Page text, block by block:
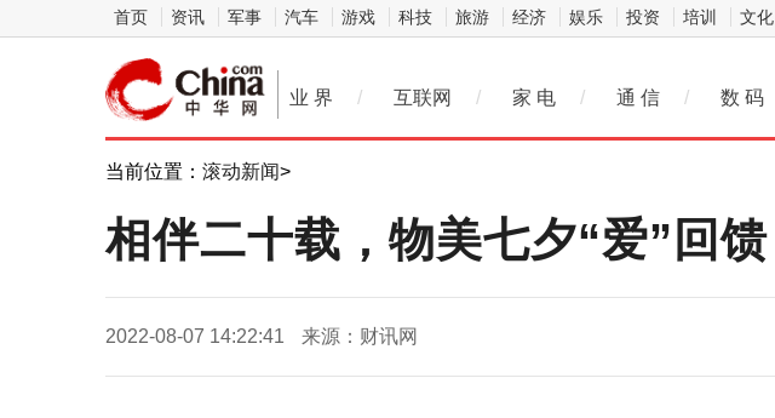
首页 资讯 军事 汽车 游戏 科技 旅游 经济 娱乐 投资 培训 文化
业 界 / 互联网 / 家 电 / 通 信 / 数 码
当前位置： 滚动新闻>
相伴二十载，物美七夕“爱”回馈
2022-08-07 14:22:41 来源：财讯网